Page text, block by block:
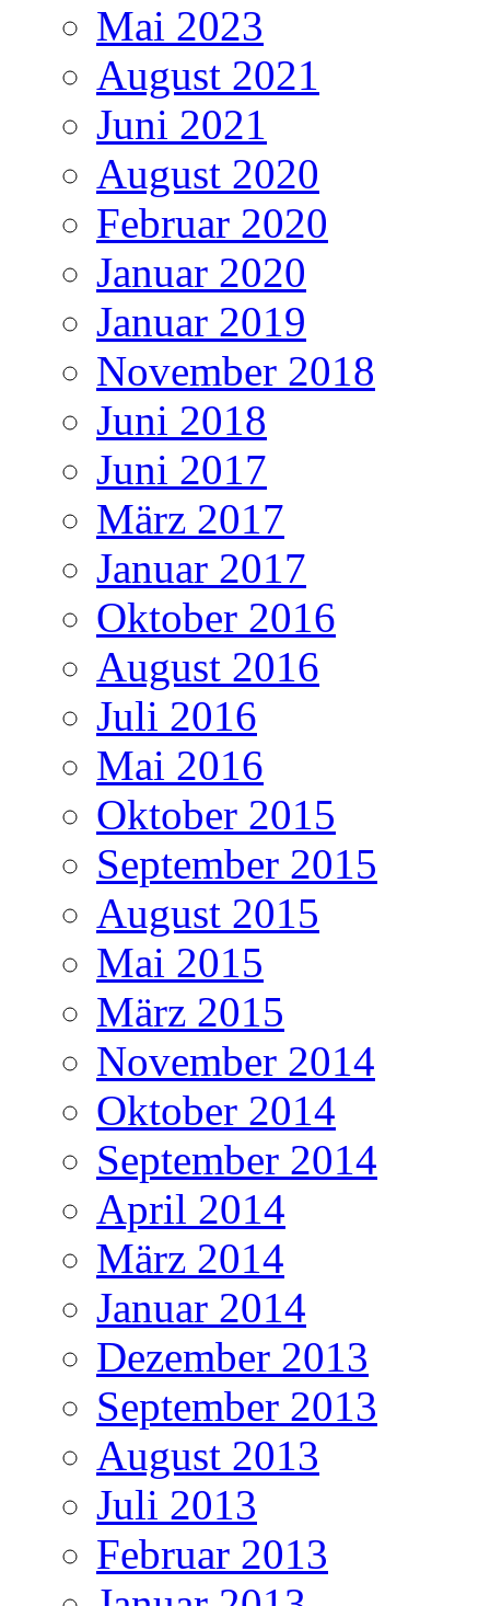
Mai 2023
August 2021
Juni 2021
August 2020
Februar 2020
Januar 2020
Januar 2019
November 2018
Juni 2018
Juni 2017
März 2017
Januar 2017
Oktober 2016
August 2016
Juli 2016
Mai 2016
Oktober 2015
September 2015
August 2015
Mai 2015
März 2015
November 2014
Oktober 2014
September 2014
April 2014
März 2014
Januar 2014
Dezember 2013
September 2013
August 2013
Juli 2013
Februar 2013